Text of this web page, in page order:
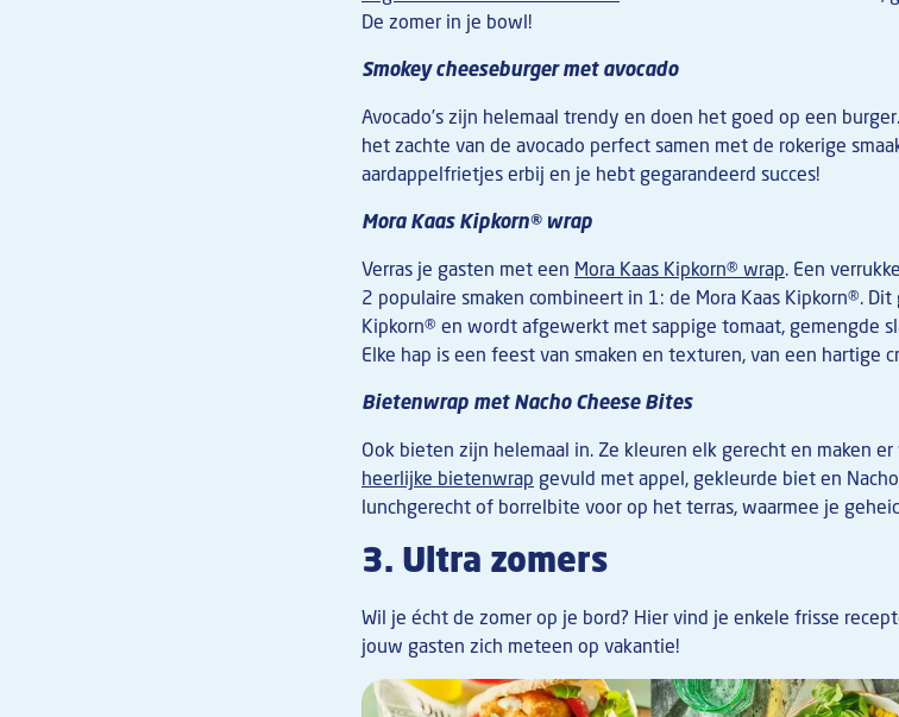
De zomer in je bowl!
Smokey cheeseburger met avocado
Avocado’s zijn helemaal trendy en doen het goed op een
het zachte van de avocado perfect samen met de rokerige
aardappelfrietjes erbij en je hebt gegarandeerd succes!
Mora Kaas Kipkorn® wrap
Verras je gasten met een Mora Kaas Kipkorn® wrap. Een
2 populaire smaken combineert in 1: de Mora Kaas Kipkorn®.
Kipkorn® en wordt afgewerkt met sappige tomaat, gemengde
Elke hap is een feest van smaken en texturen, van een hartige
Bietenwrap met Nacho Cheese Bites
Ook bieten zijn helemaal in. Ze kleuren elk gerecht en maken
heerlijke bietenwrap gevuld met appel, gekleurde biet en
lunchgerecht of borrelbite voor op het terras, waarmee je
3. Ultra zomers
Wil je écht de zomer op je bord? Hier vind je enkele frisse
jouw gasten zich meteen op vakantie!
Afbeelding